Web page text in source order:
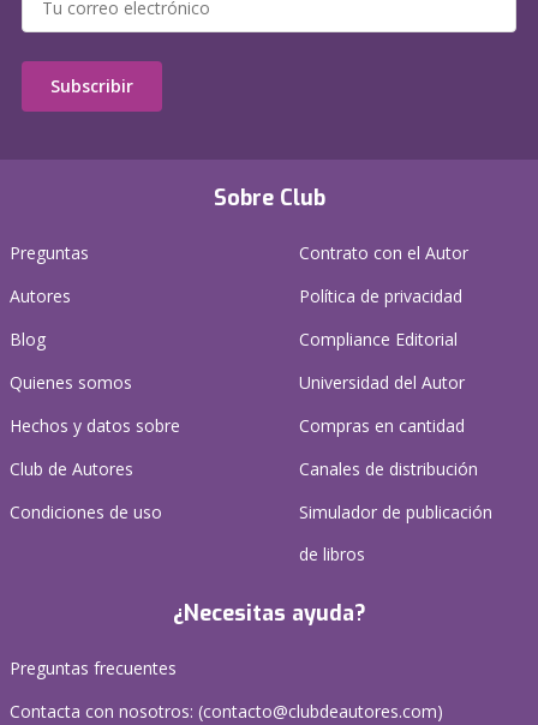
Sobre Club
Preguntas
Autores
Blog
Quienes somos
Hechos y datos sobre
Club de Autores
Condiciones de uso
Contrato con el Autor
Política de privacidad
Compliance Editorial
Universidad del Autor
Compras en cantidad
Canales de distribución
Simulador de publicación
de libros
¿Necesitas ayuda?
Preguntas frecuentes
Contacta con nosotros: (contacto@clubdeautores.com)
Subscribir